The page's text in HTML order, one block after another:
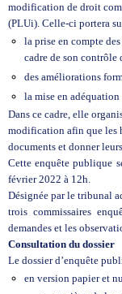
modification de droit
(PLUi). Celle-ci portera
la prise en compte
cadre de son
des améliorations
la mise en
Dans ce cadre, elle
modification afin que les
documents et donner
Cette enquête publique
février 2022 à 12h.
Désignée par le tribunal
trois commissaires
demandes et les
Consultation du dossier
Le dossier d’enquête
en version papier et